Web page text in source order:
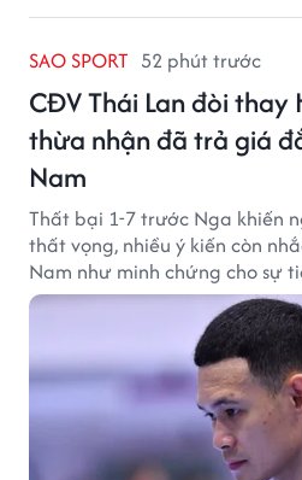
SAO SPORT 52 phút trước
CĐV Thái Lan đòi thay
thừa nhận đã trả giá
Nam
Thất bại 1-7 trước Nga khiến
thất vọng, nhiều ý kiến còn
Nam như minh chứng cho sự